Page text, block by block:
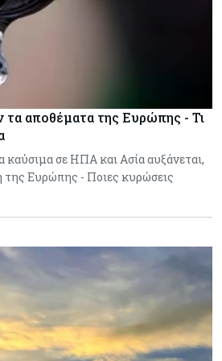
τα αποθέματα της Ευρώπης - Τι
καύσιμα σε ΗΠΑ και Ασία αυξάνεται,
της Ευρώπης - Ποιες κυρώσεις